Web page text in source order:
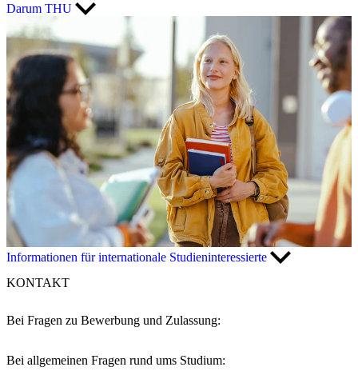
Darum THU
Informationen für internationale Studieninteressierte
KONTAKT
Bei Fragen zu Bewerbung und Zulassung:
Bei allgemeinen Fragen rund ums Studium: